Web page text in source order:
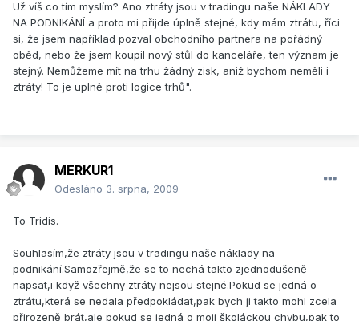
Už víš co tím myslím? Ano ztráty jsou v tradingu naše NÁKLADY
NA PODNIKÁNÍ a proto mi přijde úplně stejné, kdy mám ztrátu, říci
si, že jsem například pozval obchodního partnera na pořádný
oběd, nebo že jsem koupil nový stůl do kanceláře, ten význam je
stejný. Nemůžeme mít na trhu žádný zisk, aniž bychom neměli i
ztráty! To je uplně proti logice trhů".
MERKUR1
Odesláno 3. srpna, 2009
To Tridis.
Souhlasím,že ztráty jsou v tradingu naše náklady na
podnikání.Samozřejmě,že se to nechá takto zjednodušeně
napsat,i když všechny ztráty nejsou stejné.Pokud se jedná o
ztrátu,která se nedala předpokládat,pak bych ji takto mohl zcela
přirozeně brát,ale pokud se jedná o moji školáckou chybu,pak to